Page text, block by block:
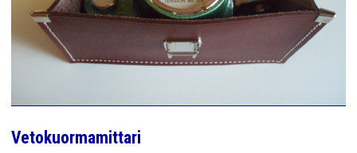
KAAPELINKÄSITTELYLAITTEET
JÄNNITETYÖLINJAVARUSTEET
Vetokuormamittari